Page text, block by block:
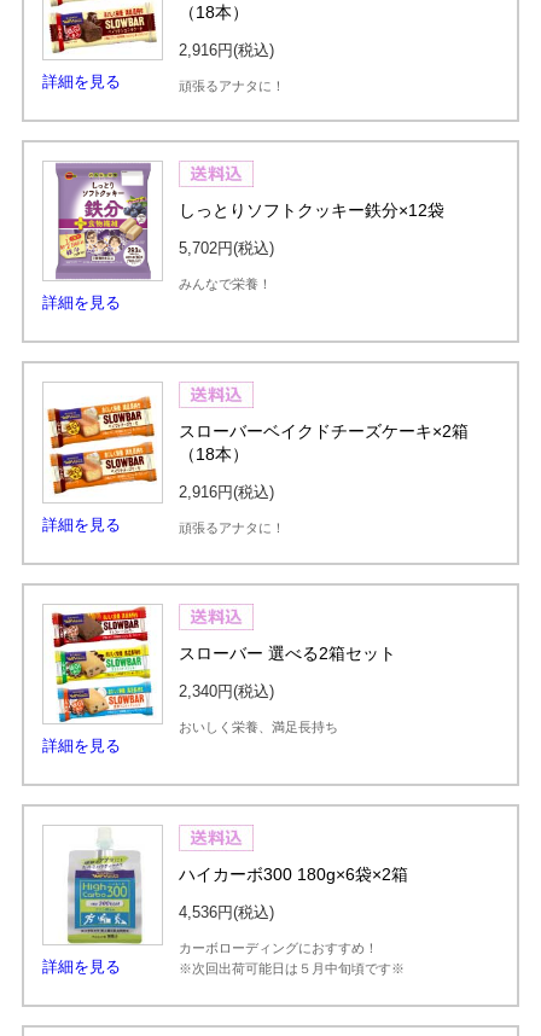
詳細を見る
（18本）
2,916円(税込)
頑張るアナタに！
詳細を見る
しっとりソフトクッキー鉄分×12袋
5,702円(税込)
みんなで栄養！
詳細を見る
スローバーベイクドチーズケーキ×2箱
（18本）
2,916円(税込)
頑張るアナタに！
詳細を見る
スローバー 選べる2箱セット
2,340円(税込)
おいしく栄養、満足長持ち
詳細を見る
ハイカーボ300 180g×6袋×2箱
4,536円(税込)
カーボローディングにおすすめ！
※次回出荷可能日は５月中旬頃です※